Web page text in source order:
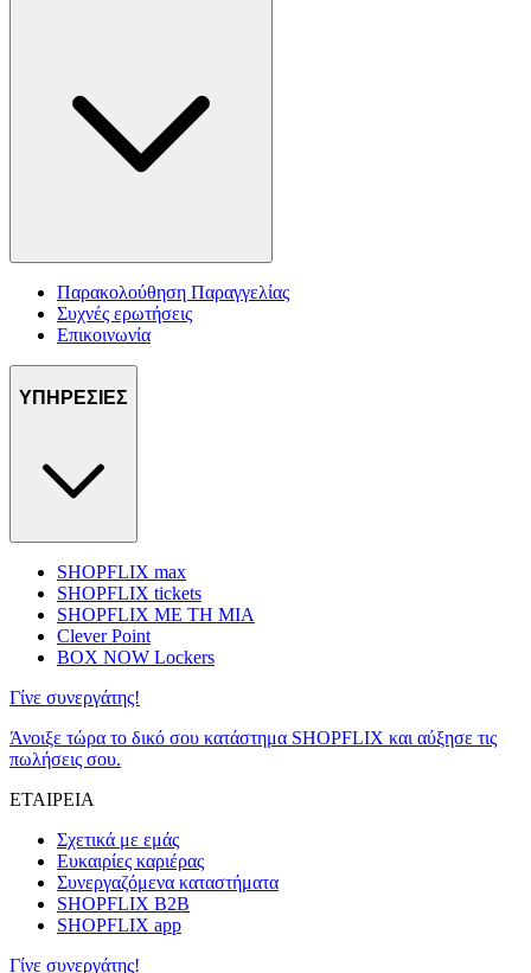
Παρακολούθηση Παραγγελίας
Συχνές ερωτήσεις
Επικοινωνία
ΥΠΗΡΕΣΙΕΣ
SHOPFLIX max
SHOPFLIX tickets
SHOPFLIX ΜΕ ΤΗ ΜΙΑ
Clever Point
BOX NOW Lockers
Γίνε συνεργάτης!
Άνοιξε τώρα το δικό σου κατάστημα SHOPFLIX και αύξησε τις
πωλήσεις σου.
ΕΤΑΙΡΕΙΑ
Σχετικά με εμάς
Ευκαιρίες καριέρας
Συνεργαζόμενα καταστήματα
SHOPFLIX B2B
SHOPFLIX app
Γίνε συνεργάτης!